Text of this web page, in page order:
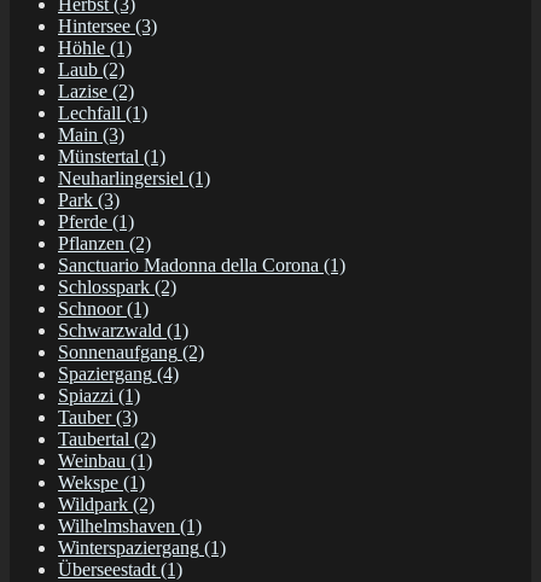
Herbst (3)
Hintersee (3)
Höhle (1)
Laub (2)
Lazise (2)
Lechfall (1)
Main (3)
Münstertal (1)
Neuharlingersiel (1)
Park (3)
Pferde (1)
Pflanzen (2)
Sanctuario Madonna della Corona (1)
Schlosspark (2)
Schnoor(1)
Schwarzwald (1)
Sonnenaufgang (2)
Spaziergang (4)
Spiazzi (1)
Tauber(3)
Taubertal (2)
Weinbau (1)
Wekspe (1)
Wildpark (2)
Wilhelmshaven (1)
Winterspaziergang (1)
Überseestadt (1)